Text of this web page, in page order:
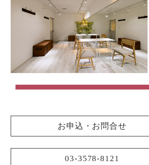
お申込・お問合せ
03-3578-8121